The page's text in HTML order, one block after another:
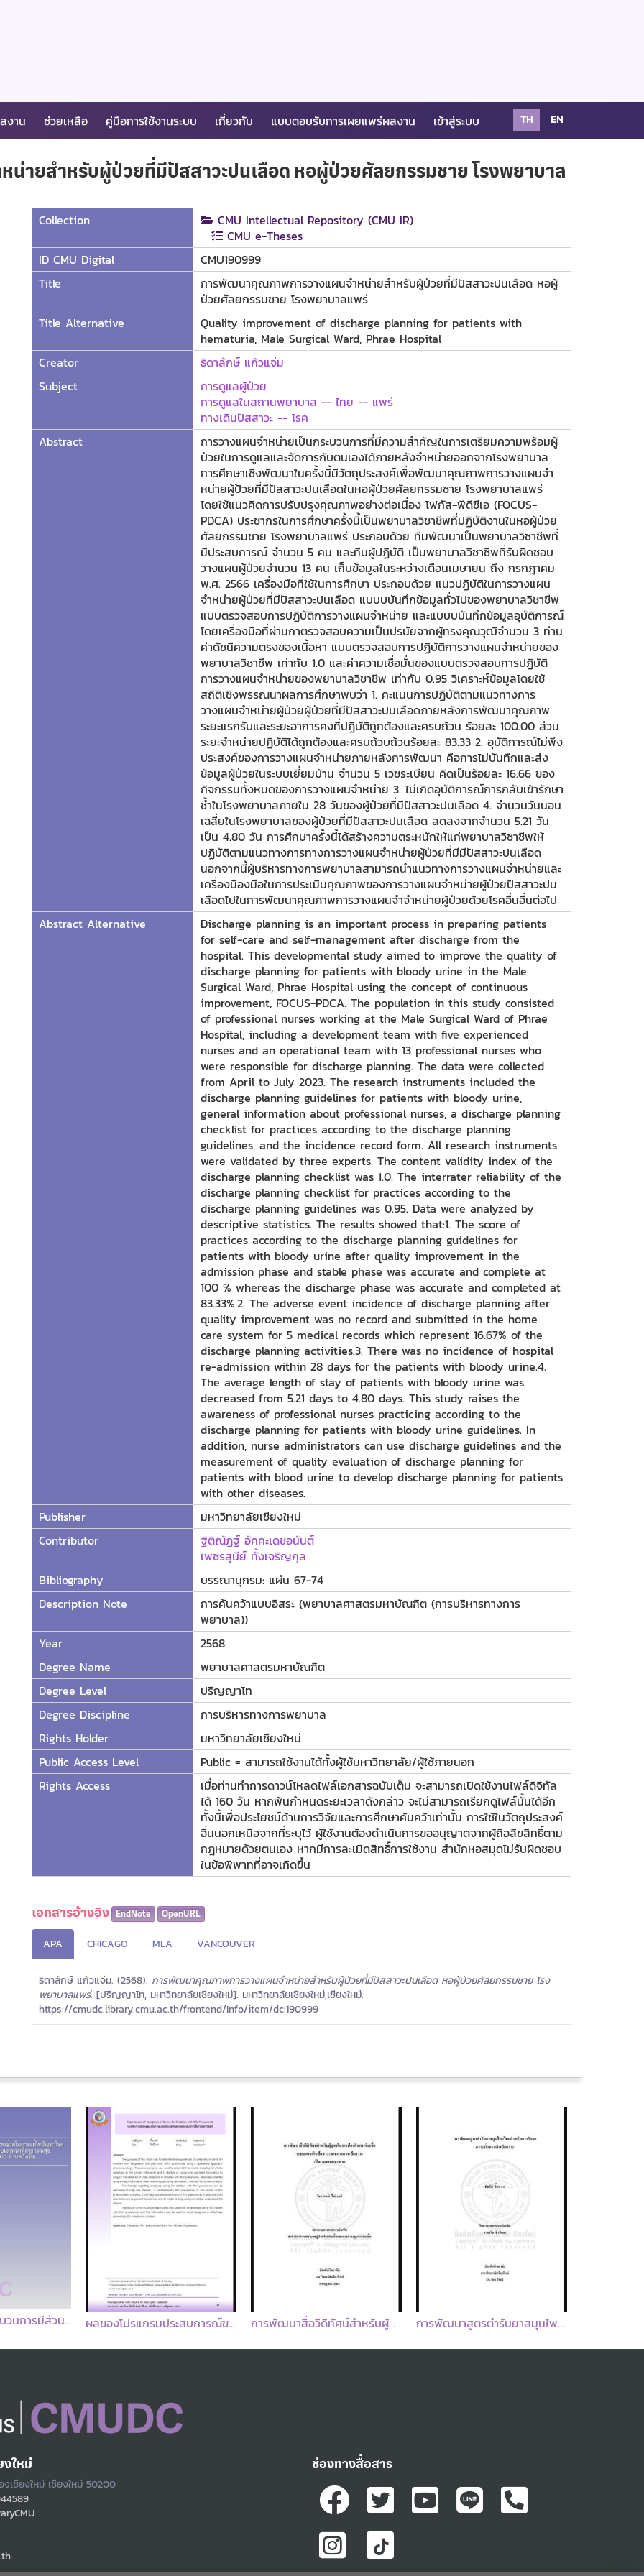
งาน ช่วยเหลือ คู่มือการใช้งานระบบ เกี่ยวกับ แบบตอบรับการเผยแพร่ผลงาน เข้าสู่ระบบ TH EN
ยสำหรับผู้ป่วยที่มีปัสสาวะปนเลือด หอผู้ป่วยศัลยกรรมชาย โรงพยาบาล
Collection
CMU Intellectual Repository (CMU IR)
CMU e-Theses
ID CMU Digital
CMU190999
Title
การพัฒนาคุณภาพการวางแผนจำหน่ายสำหรับผู้ป่วยที่มีปัสสาวะปนเลือด หอผู้
ป่วยศัลยกรรมชาย โรงพยาบาลแพร่
Title Alternative
Quality improvement of discharge planning for patients with
hematuria, Male Surgical Ward, Phrae Hospital
Creator
ธิดาลักษ์ แก้วแจ่ม
Subject
การดูแลผู้ป่วย
การดูแลในสถานพยาบาล -- ไทย -- แพร่
ทางเดินปัสสาวะ -- โรค
Abstract
การวางแผนจำหน่ายเป็นกระบวนการที่มีความสำคัญในการเตรียมความพร้อมผู้
ป่วยในการดูแลและจัดการกับตนเองได้ภายหลังจำหน่ายออกจากโรงพยาบาล
การศึกษาเชิงพัฒนาในครั้งนี้มีวัตถุประสงค์เพื่อพัฒนาคุณภาพการวางแผนจำ
หน่ายผู้ป้วยที่มีปัสสาวะปนเลือดในหอผู้ป่วยศัลยกรรมชาย โรงพยาบาลแพร่
โดยใช้แนวคิดการปรับปรุงคุณภาพอย่างต่อเนื่อง โฟกัส-พีดีซีเอ (FOCUS-
PDCA) ประชากรในการศึกษาครั้งนี้เป็นพยาบาลวิชาชีพที่ปฏิบัติงานในหอผู้ป่วย
ศัลยกรรมชาย โรงพยาบาลแพร่ ประกอบด้วย ทีมพัฒนาเป็นพยาบาลวิชาชีพที่
มีประสบการณ์ จำนวน 5 คน และทีมผู้ปฏิบัติ เป็นพยาบาลวิชาชีพที่รับผิดชอบ
วางแผนผู้ป่วยจำนวน 13 คน เก็บข้อมูลในระหว่างเดือนเมษายน ถึง กรกฎาคม
พ.ศ. 2566 เครื่องมือที่ใช้ในการศึกษา ประกอบด้วย แนวปฏิบัติในการวางแผน
จำหน่ายผู้ป่วยที่มีปัสสาวะปนเลือด แบบบบันทึกข้อมูลทั่วไปของพยาบาลวิชาชีพ
แบบตรวจสอบการปฏิบัติการวางแผนจำหน่าย และแบบบบันทึกข้อมูลอุบัติการณ์
โดยเครื่องมือที่ผ่านกาตรวจสอบความเป็นปรนัยจากผู้ทรงคุณวุฒิจำนวน 3 ท่าน
ค่าดัชนีความตรงของเนื้อหา แบบตรวจสอบการปฏิบัติการวางแผนจำหน่ายของ
พยาบาลวิชาชีพ เท่ากับ 1.0 และค่าความเชื่อมั่นของแบบตรวจสอบการปฏิบัติ
การวางแผนจำหน่ายของพยาบาลวิชาชีพ เท่ากับ 0.95 วิเคราะห์ข้อมูลโดยใช้
สถิติเชิงพรรณนาผลการศึกษาพบว่า 1. คะแนนการปฏิบัติตามแนวทางการ
วางแผนจำหน่ายผู้ป่วยผู้ป่วยที่มีปัสสาวะปนเลือดภายหลังการพัฒนาคุณภาพ
ระยะแรกรับและระยะอาการคงที่ปฏิบัติถูกต้องและครบถ้วน ร้อยละ 100.00 ส่วน
ระยะจำหน่ายปฏิบัติได้ถูกต้องและครบถ้วบถ้วนร้อยละ 83.33 2. อุบัติการณ์ไม่พึง
ประสงค์ของการวางแผนจำหน่ายภายหลังการพัฒนา คือการไม่บันทึกและส่ง
ข้อมูลผู้ป่วยในระบบเยี่ยมบ้าน จำนวน 5 เวชระเบียน คิดเป็นร้อยละ 16.66 ของ
กิจกรรมทั้งหมดของการวางแผนจำหน่าย 3. ไม่เกิดอุบัติการณ์การกลับเข้ารักษา
ซ้ำในโรงพยาบาลภายใน 28 วันของผู้ป่วยที่มีปัสสาวะปนเลือด 4. จำนวนวันนอน
เฉลี่ยในโรงพยาบาลของผู้ป่วยที่มีปัสสาวะปนเลือด ลดลงจากจำนวน 5.21 วัน
เป็น 4.80 วัน การศึกษาครั้งนี้ได้สร้างความตระหนักให้แก่พยาบาลวิชาชีพให้
ปฏิบัติตามแนวทางการทางการวางแผนจำหน่ายผู้ป่วยที่มีมีปัสสาวะปนเลือด
นอกจากนี้ผู้บริหารทางการพยาบาลสามารถนำแนวทางการวางแผนจำหน่ายและ
เครื่องมืองมือในการประเมินคุณภาพของการวางแผนจำหน่ายผู้ป่วยปัสสาวะปน
เลือดไปในการพัฒนาคุณภาพการวางแผนจำจำหน่ายผู้ป่วยด้วยโรคอื่นอื่นต่อไป
Abstract Alternative
Discharge planning is an important process in preparing patients
for self-care and self-management after discharge from the
hospital. This developmental study aimed to improve the quality of
discharge planning for patients with bloody urine in the Male
Surgical Ward, Phrae Hospital using the concept of continuous
improvement, FOCUS-PDCA. The population in this study consisted
of professional nurses working at the Male Surgical Ward of Phrae
Hospital, including a development team with five experienced
nurses and an operational team with 13 professional nurses who
were responsible for discharge planning. The data were collected
from April to July 2023. The research instruments included the
discharge planning guidelines for patients with bloody urine,
general information about professional nurses, a discharge planning
checklist for practices according to the discharge planning
guidelines, and the incidence record form. All research instruments
were validated by three experts. The content validity index of the
discharge planning checklist was 1.0. The interrater reliability of the
discharge planning checklist for practices according to the
discharge planning guidelines was 0.95. Data were analyzed by
descriptive statistics. The results showed that:1. The score of
practices according to the discharge planning guidelines for
patients with bloody urine after quality improvement in the
admission phase and stable phase was accurate and complete at
100 % whereas the discharge phase was accurate and completed at
83.33%.2. The adverse event incidence of discharge planning after
quality improvement was no record and submitted in the home
care system for 5 medical records which represent 16.67% of the
discharge planning activities.3. There was no incidence of hospital
re-admission within 28 days for the patients with bloody urine.4.
The average length of stay of patients with bloody urine was
decreased from 5.21 days to 4.80 days. This study raises the
awareness of professional nurses practicing according to the
discharge planning for patients with bloody urine guidelines. In
addition, nurse administrators can use discharge guidelines and the
measurement of quality evaluation of discharge planning for
patients with blood urine to develop discharge planning for patients
with other diseases.
Publisher
มหาวิทยาลัยเชียงใหม่
Contributor
ฐิติณัฏฐ์ อัคคะเดชอนันต์
เพชรสุนีย์ ทั้งเจริญกุล
Bibliography
บรรณานุกรม: แผ่น 67-74
Description Note
การค้นคว้าแบบอิสระ (พยาบาลศาสตรมหาบัณฑิต (การบริหารทางการ
พยาบาล))
Year
2568
Degree Name
พยาบาลศาสตรมหาบัณฑิต
Degree Level
ปริญญาโท
Degree Discipline
การบริหารทางการพยาบาล
Rights Holder
มหาวิทยาลัยเชียงใหม่
Public Access Level
Public = สามารถใช้งานได้ทั้งผู้ใช้มหาวิทยาลัย/ผู้ใช้ภายนอก
Rights Access
เมื่อท่านทำการดาวน์โหลดไฟล์เอกสารฉบับเต็ม จะสามารถเปิดใช้งานไฟล์ดิจิทัล
ได้ 160 วัน หากพ้นกำหนดระยะเวลาดังกล่าว จะไม่สามารถเรียกดูไฟล์นั้นได้อีก
ทั้งนี้เพื่อประโยชน์ด้านการวิจัยและการศึกษาค้นคว้าเท่านั้น การใช้ในวัตถุประสงค์
อื่นนอกเหนือจากที่ระบุไว้ ผู้ใช้งานต้องดำเนินการขออนุญาตจากผู้ถือลิขสิทธิ์ตาม
กฎหมายด้วยตนเอง หากมีการละเมิดสิทธิ์การใช้งาน สำนักหอสมุดไม่รับผิดชอบ
ในข้อพิพาทที่อาจเกิดขึ้น
เอกสารอ้างอิง EndNote OpenURL
APA CHICAGO MLA VANCOUVER
ธิดาลักษ์ แก้วแจ่ม. (2568). การพัฒนาคุณภาพการวางแผนจำหน่ายสำหรับผู้ป่วยที่มีปัสสาวะปนเลือด หอผู้ป่วยศัลยกรรมชาย โรง
พยาบาลแพร่. [ปริญญาโท, มหาวิทยาลัยเชียงใหม่]. มหาวิทยาลัยเชียงใหม่,เชียงใหม่.
https://cmudc.library.cmu.ac.th/frontend/Info/item/dc:190999
ผลของโปรแกรมประสบการณ์ของผู้ดูแลในการดูแลผู้ป่วยเด็กโรคปอดอักเสบจากเชื้อไวรัสอาร์เอสวี การพัฒนาสื่อวีดิทัศน์สำหรับผู้ดูแลในการป้องกันการติดเชื้อระบบทางเดินปัสสาวะจากการสวนปัสสาวะเป็นเวลาแบบสะอาด การพัฒนาสูตรตำรับยาสมุนไพรไทยสำหรับการรักษาภาวะนิ่วทางเดินปัสสาวะทางเดินปัสสาวะ ประสิทธิผลของโปรแกรมการป้องกันการติดเชื้อในระบบทางเดินปัสสาวะที่สัมพันธ์กับการคาสายสวนปัสสาวะในพยาบาลหอผู้ป่วยอายุรกรรมหญิง
ใหม่
เชียงใหม่ เชียงใหม่ 50200
ช่องทางสื่อสาร